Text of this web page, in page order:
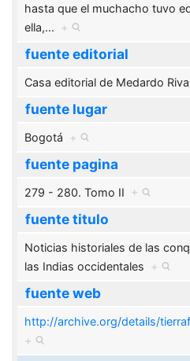
hasta que el muchacho tuvo
ella,...
+
fuente editorial
Casa editorial de Medardo
fuente lugar
Bogotá +
fuente pagina
279 - 280. Tomo II +
fuente titulo
Noticias historiales de las
las Indias occidentales
+
fuente web
http://archive.org/details/
+